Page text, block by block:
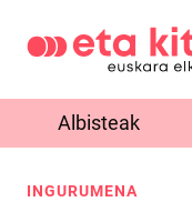
Albisteak
INGURUMENA